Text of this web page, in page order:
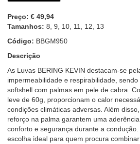
Preço: € 49,94
Tamanhos: 8, 9, 10, 11, 12, 13
Código: BBGM950
Descrição
As Luvas BERING KEVIN destacam-se
impermeabilidade e respirabilidade,
softshell com palmas em pele de cabra.
leve de 60g, proporcionam o calor
condições climáticas adversas. Além
reforço na palma garantem uma
conforto e segurança durante a
escolha ideal para quem procura